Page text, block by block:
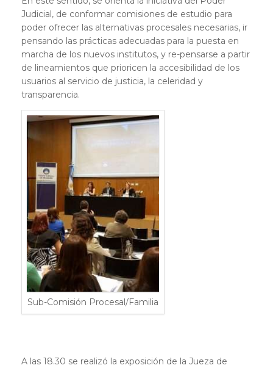
Judicial, de conformar comisiones de estudio para
poder ofrecer las alternativas procesales necesarias, ir
pensando las prácticas adecuadas para la puesta en
marcha de los nuevos institutos, y re-pensarse a partir
de lineamientos que prioricen la accesibilidad de los
usuarios al servicio de justicia, la celeridad y
transparencia.
Sub-Comisión Procesal/Familia
A las 18.30 se realizó la exposición de la Jueza de